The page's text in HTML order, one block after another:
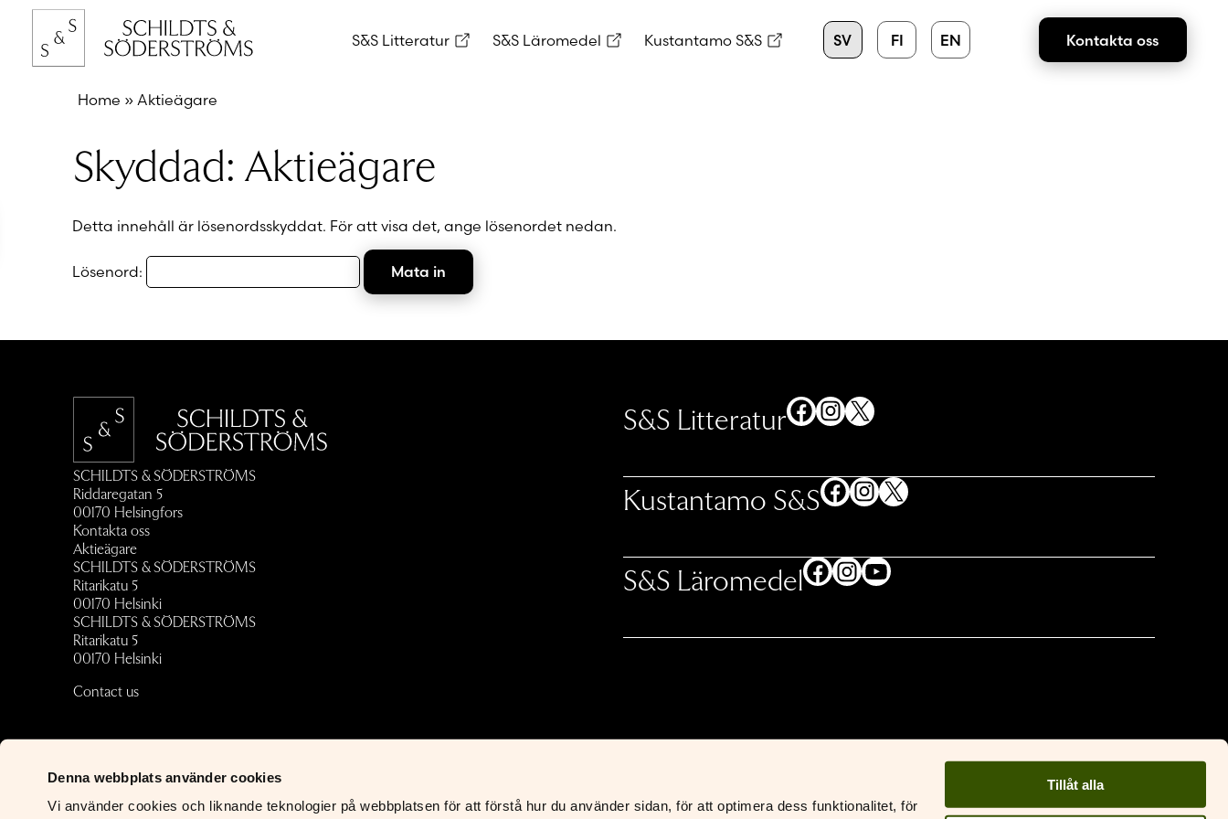
Denna webbplats använder cookies
Vi använder cookies och liknande teknologier på webbplatsen för att förstå hur du använder sidan, för att optimera dess funktionalitet, för
Tillåt alla
Hoppa
innehållet
S&S Litteratur S&S Läromedel Kustantamo S&S SV FI EN Kontakta oss
Home » Aktieägare
Skyddad: Aktieägare
Detta innehåll är lösenordsskyddat. För att visa det, ange lösenordet nedan.
Lösenord:
SCHILDTS & SÖDERSTRÖMS
Riddaregatan 5
00170 Helsingfors
Kontakta oss
Aktieägare
SCHILDTS & SÖDERSTRÖMS
Ritarikatu 5
00170 Helsinki
SCHILDTS & SÖDERSTRÖMS
Ritarikatu 5
00170 Helsinki
Contact us
S&S Litteratur Facebook
Instagram
X
Kustantamo S&S Facebook
Instagram
X
S&S Läromedel Facebook
Instagram
YouTube